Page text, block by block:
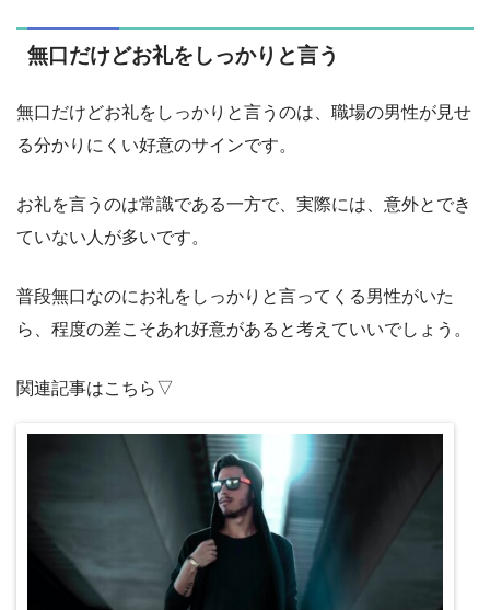
無口だけどお礼をしっかりと言う
無口だけどお礼をしっかりと言うのは、職場の男性が見せ
る分かりにくい好意のサインです。
お礼を言うのは常識である一方で、実際には、意外とでき
ていない人が多いです。
普段無口なのにお礼をしっかりと言ってくる男性がいた
ら、程度の差こそあれ好意があると考えていいでしょう。
関連記事はこちら▽